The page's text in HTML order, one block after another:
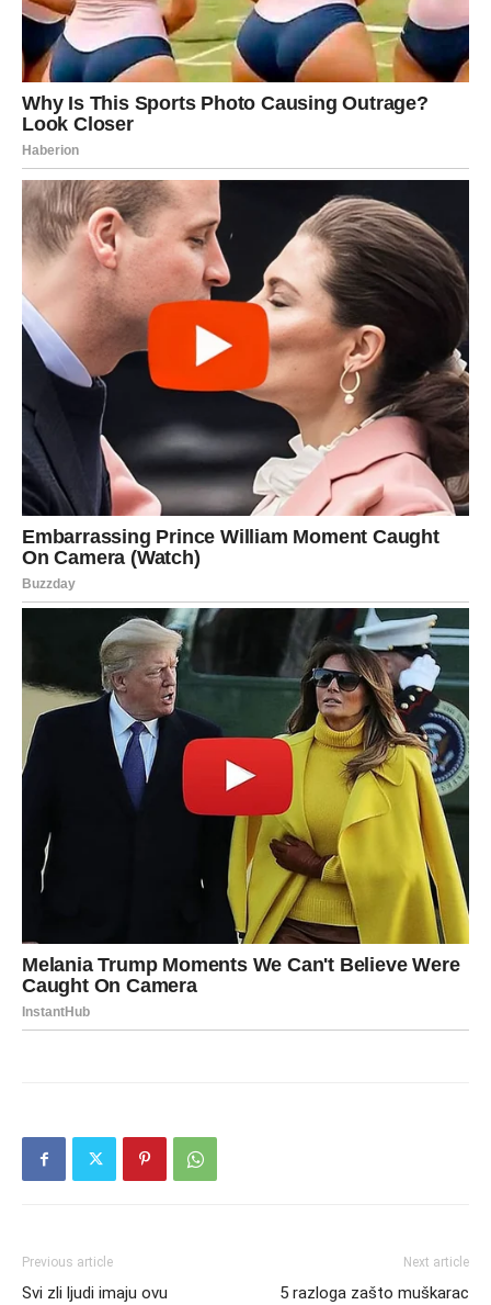
Previous article
Svi zli ljudi imaju ovu
Next article
5 razloga zašto muškarac